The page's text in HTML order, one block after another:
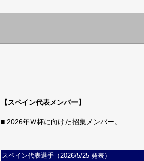
【スペイン代表メンバー】
■ 2026年Ｗ杯に向けた招集メンバー。
スペイン代表選手（2026/5/25 発表）